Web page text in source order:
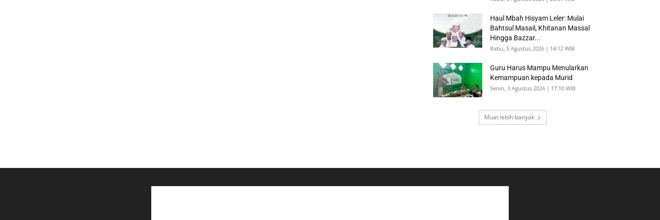
Haul Mbah Hisyam Leler: Mulai
Bahtsul Masail, Khitanan Massal
Hingga Bazzar...
Rabu, 5 Agustus 2026 | 14:12 WIB
Guru Harus Mampu Menularkan
Kemampuan kepada Murid
Senin, 3 Agustus 2026 | 17:10 WIB
Muat lebih banyak